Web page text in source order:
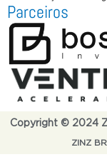
Parceiros
Copyright © 2024
ZINZ